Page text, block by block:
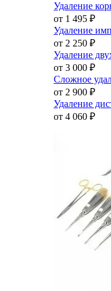
Удаление
от 1 495 ₽
Удаление
от 2 250 ₽
Удаление
от 3 000 ₽
Сложное
от 2 900 ₽
Удаление
от 4 060 ₽